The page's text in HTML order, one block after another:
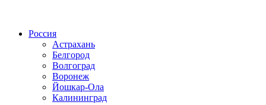
Россия
Астрахань
Белгород
Волгоград
Воронеж
Йошкар-Ола
Калининград